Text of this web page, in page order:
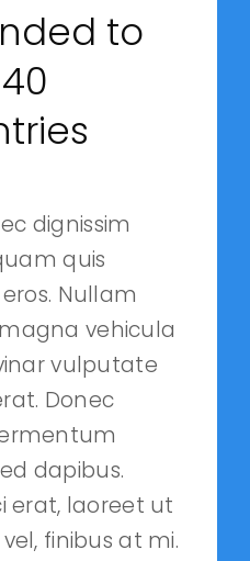
to
dignissim
quis
Nullam
vehicula
vulputate
Donec
dapibus.
erat, laoreet ut
finibus at mi.